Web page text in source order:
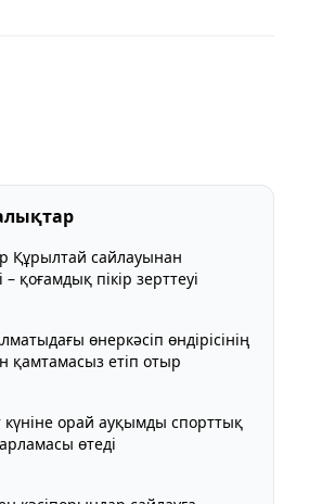
Құрылтай сайлауынан
қоғамдық пікір зерттеуі
өнеркәсіп өндірісінің
қамтамасыз етіп отыр
орай ауқымды спорттық
өтеді